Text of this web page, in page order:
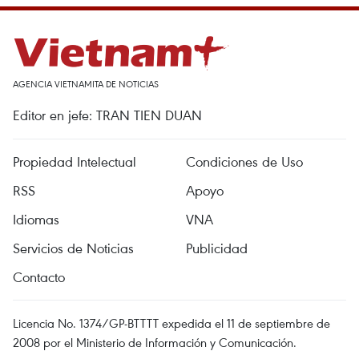
AGENCIA VIETNAMITA DE NOTICIAS
Editor en jefe: TRAN TIEN DUAN
Propiedad Intelectual
Condiciones de Uso
RSS
Apoyo
Idiomas
VNA
Servicios de Noticias
Publicidad
Contacto
Licencia No. 1374/GP-BTTTT expedida el 11 de septiembre de
2008 por el Ministerio de Información y Comunicación.